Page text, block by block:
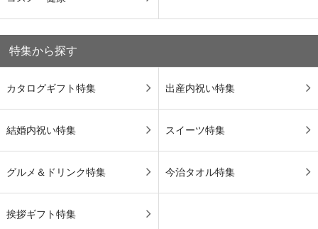
特集から探す
カタログギフト特集 出産内祝い特集
結婚内祝い特集 スイーツ特集
グルメ＆ドリンク特集 今治タオル特集
挨拶ギフト特集